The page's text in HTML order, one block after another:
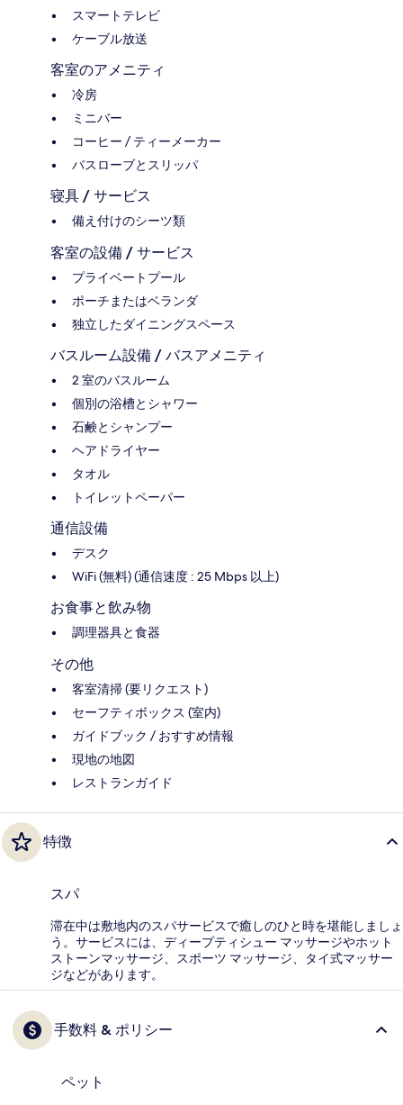
スマートテレビ
ケーブル放送
客室のアメニティ
冷房
ミニバー
コーヒー / ティーメーカー
バスローブとスリッパ
寝具 / サービス
備え付けのシーツ類
客室の設備 / サービス
プライベートプール
ポーチまたはベランダ
独立したダイニングスペース
バスルーム設備 / バスアメニティ
2 室のバスルーム
個別の浴槽とシャワー
石鹸とシャンプー
ヘアドライヤー
タオル
トイレットペーパー
通信設備
デスク
WiFi (無料) (通信速度 : 25 Mbps 以上)
お食事と飲み物
調理器具と食器
その他
客室清掃 (要リクエスト)
セーフティボックス (室内)
ガイドブック / おすすめ情報
現地の地図
レストランガイド
特徴
スパ
滞在中は敷地内のスパサービスで癒しのひと時を堪能しましょ
う。サービスには、ディープティシュー マッサージやホット
ストーンマッサージ、スポーツ マッサージ、タイ式マッサー
ジなどがあります。
手数料 & ポリシー
ペット